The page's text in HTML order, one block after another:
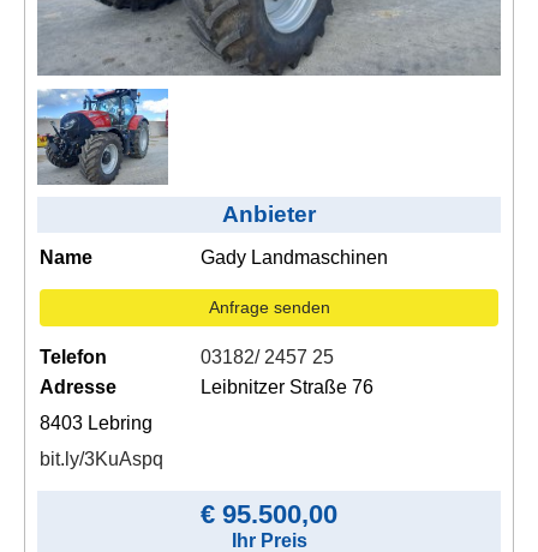
Anbieter
Name Gady Landmaschinen
Anfrage senden
Telefon
03182/ 2457 25
Adresse
Leibnitzer Straße 76
8403 Lebring
bit.ly/3KuAspq
€ 95.500,00
Ihr Preis